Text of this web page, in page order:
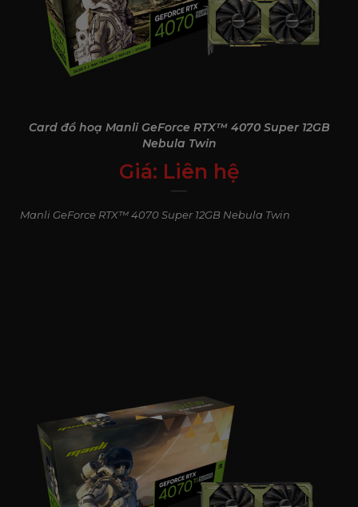
Card đồ hoạ Manli GeForce RTX™ 4070 Super 12GB
Nebula Twin
Giá: Liên hệ
0₫
Manli GeForce RTX™ 4070 Super 12GB Nebula Twin